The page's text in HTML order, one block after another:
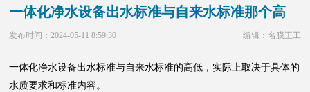
一体化净水设备出水标准与自来水标准那个高
发布时间：2024-05-11 8:59:30 编辑：名膜王工
一体化净水设备出水标准与自来水标准的高低，实际上取决于具体的
水质要求和标准内容。